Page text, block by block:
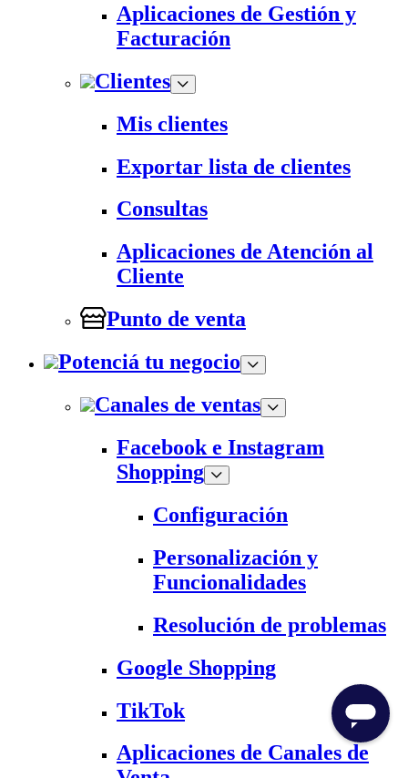
Aplicaciones de Gestión y
Facturación
Clientes
Mis clientes
Exportar lista de clientes
Consultas
Aplicaciones de Atención al
Cliente
Punto de venta
Potenciá tu negocio
Canales de ventas
Facebook e Instagram
Shopping
Configuración
Personalización y
Funcionalidades
Resolución de problemas
Google Shopping
TikTok
Aplicaciones de Canales de